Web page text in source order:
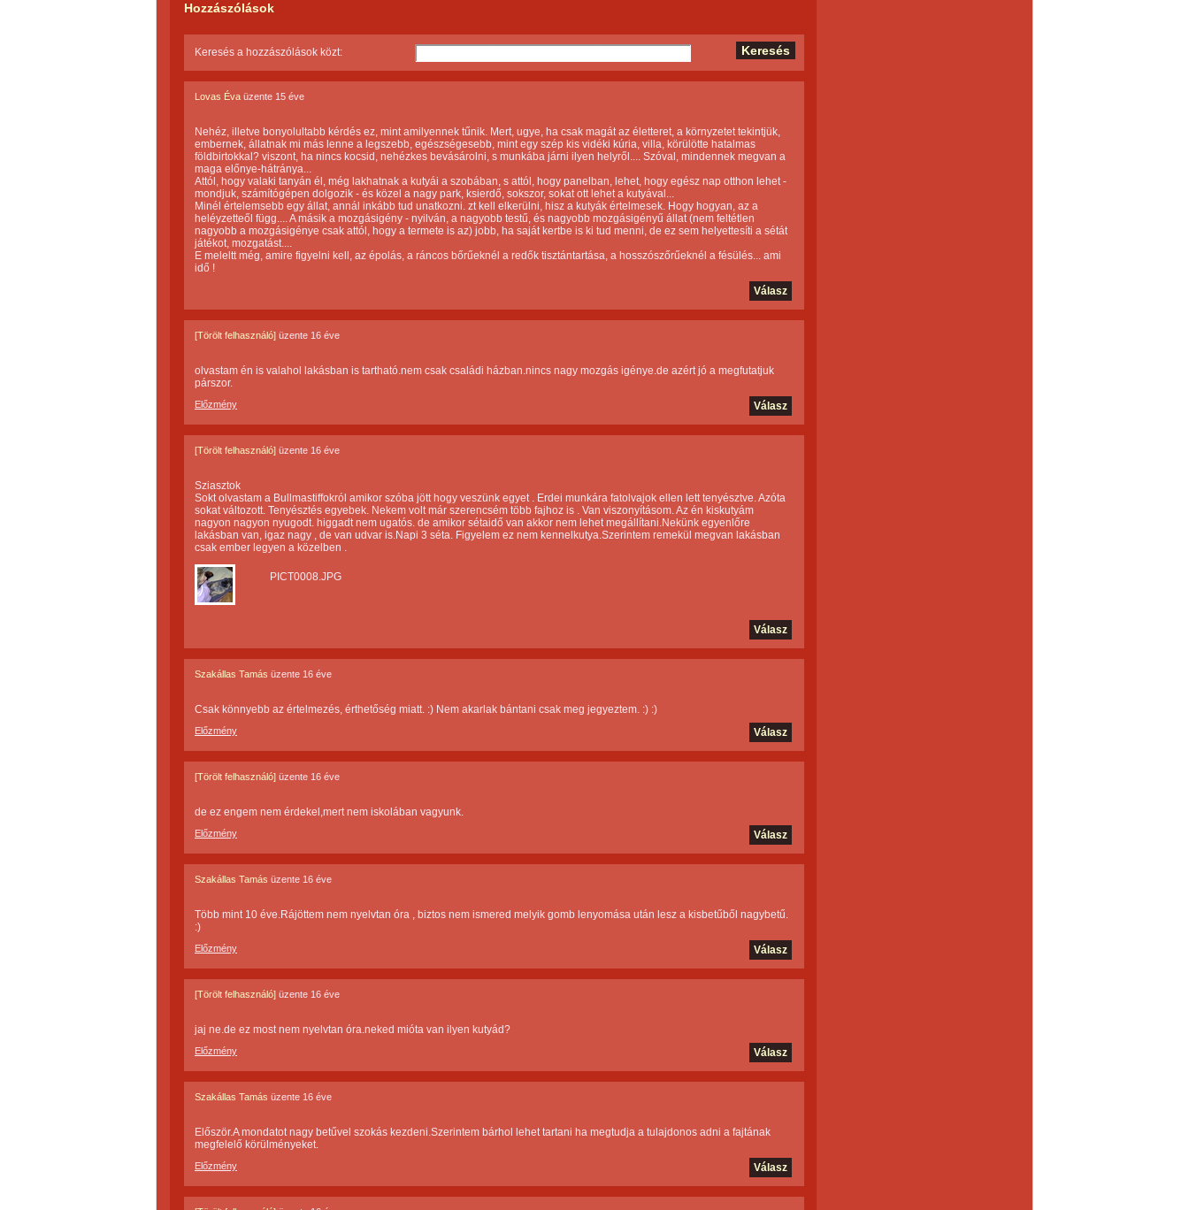
Hozzászólások
Keresés a hozzászólások közt:
Lovas Éva üzente 15 éve
Nehéz, illetve bonyolultabb kérdés ez, mint amilyennek tűnik. Mert, ugye, ha csak magát az életteret, a környzetet tekintjük,
embernek, állatnak mi más lenne a legszebb, egészségesebb, mint egy szép kis vidéki kúria, villa, körülötte hatalmas
földbirtokkal? viszont, ha nincs kocsid, nehézkes bevásárolni, s munkába járni ilyen helyről.... Szóval, mindennek megvan a
maga előnye-hátránya...
Attól, hogy valaki tanyán él, még lakhatnak a kutyái a szobában, s attól, hogy panelban, lehet, hogy egész nap otthon lehet -
mondjuk, számítógépen dolgozik - és közel a nagy park, ksierdő, sokszor, sokat ott lehet a kutyával...
Minél értelemsebb egy állat, annál inkább tud unatkozni. zt kell elkerülni, hisz a kutyák értelmesek. Hogy hogyan, az a
heléyzetteől függ.... A másik a mozgásigény - nyilván, a nagyobb testű, és nagyobb mozgásigényű állat (nem feltétlen
nagyobb a mozgásigénye csak attól, hogy a termete is az) jobb, ha saját kertbe is ki tud menni, de ez sem helyettesíti a sétát
játékot, mozgatást....
E meleltt még, amire figyelni kell, az épolás, a ráncos bőrűeknél a redők tisztántartása, a hosszószőrűeknél a fésülés... ami
idő !
Válasz
[Törölt felhasználó] üzente 16 éve
olvastam én is valahol lakásban is tartható.nem csak családi házban.nincs nagy mozgás igénye.de azért jó a megfutatjuk
párszor.
Előzmény Válasz
[Törölt felhasználó] üzente 16 éve
Sziasztok
Sokt olvastam a Bullmastiffokról amikor szóba jött hogy veszünk egyet . Erdei munkára fatolvajok ellen lett tenyésztve. Azóta
sokat változott. Tenyésztés egyebek. Nekem volt már szerencsém több fajhoz is . Van viszonyításom. Az én kiskutyám
nagyon nagyon nyugodt. higgadt nem ugatós. de amikor sétaidő van akkor nem lehet megállítani.Nekünk egyenlőre
lakásban van, igaz nagy , de van udvar is.Napi 3 séta. Figyelem ez nem kennelkutya.Szerintem remekül megvan lakásban
csak ember legyen a közelben .
PICT0008.JPG
Válasz
Szakállas Tamás üzente 16 éve
Csak könnyebb az értelmezés, érthetőség miatt. :) Nem akarlak bántani csak meg jegyeztem. :) :)
Előzmény Válasz
[Törölt felhasználó] üzente 16 éve
de ez engem nem érdekel,mert nem iskolában vagyunk.
Előzmény Válasz
Szakállas Tamás üzente 16 éve
Több mint 10 éve.Rájöttem nem nyelvtan óra , biztos nem ismered melyik gomb lenyomása után lesz a kisbetűből nagybetű.
:)
Előzmény Válasz
[Törölt felhasználó] üzente 16 éve
jaj ne.de ez most nem nyelvtan óra.neked mióta van ilyen kutyád?
Előzmény Válasz
Szakállas Tamás üzente 16 éve
Először.A mondatot nagy betűvel szokás kezdeni.Szerintem bárhol lehet tartani ha megtudja a tulajdonos adni a fajtának
megfelelő körülményeket.
Előzmény Válasz